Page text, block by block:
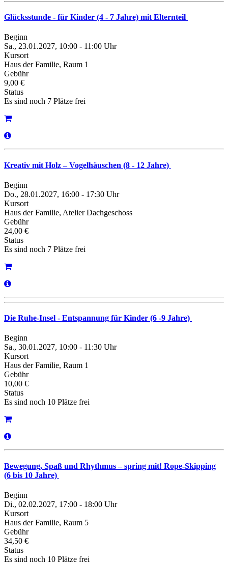
Glücksstunde - für Kinder (4 - 7 Jahre) mit Elternteil
Beginn
Sa., 23.01.2027, 10:00 - 11:00 Uhr
Kursort
Haus der Familie, Raum 1
Gebühr
9,00 €
Status
Es sind noch 7 Plätze frei
Kreativ mit Holz – Vogelhäuschen (8 - 12 Jahre)
Beginn
Do., 28.01.2027, 16:00 - 17:30 Uhr
Kursort
Haus der Familie, Atelier Dachgeschoss
Gebühr
24,00 €
Status
Es sind noch 7 Plätze frei
Die Ruhe-Insel - Entspannung für Kinder (6 -9 Jahre)
Beginn
Sa., 30.01.2027, 10:00 - 11:30 Uhr
Kursort
Haus der Familie, Raum 1
Gebühr
10,00 €
Status
Es sind noch 10 Plätze frei
Bewegung, Spaß und Rhythmus – spring mit! Rope-Skipping
(6 bis 10 Jahre)
Beginn
Di., 02.02.2027, 17:00 - 18:00 Uhr
Kursort
Haus der Familie, Raum 5
Gebühr
34,50 €
Status
Es sind noch 10 Plätze frei